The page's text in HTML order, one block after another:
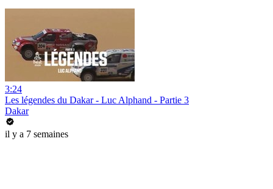
3:24
Les légendes du Dakar - Luc Alphand - Partie 3
Dakar
il y a 7 semaines